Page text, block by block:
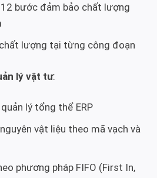
bước đảm bảo chất lượng
lượng tại từng công đoạn
lý vật tư:
lý tổng thể ERP
vật liệu theo mã vạch và
phương pháp FIFO (First In,